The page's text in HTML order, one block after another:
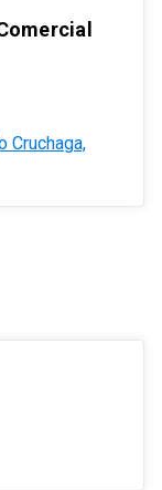
Cruchaga,